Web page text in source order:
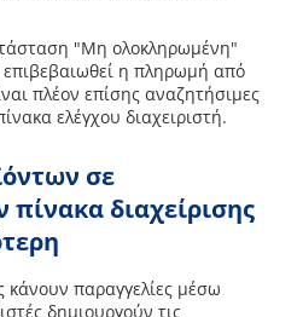
"Μη ολοκληρωμένη"
επιβεβαιωθεί η πληρωμή από
πλέον επίσης αναζητήσιμες
ελέγχου διαχειριστή.
σε
πίνακα διαχείρισης
κάνουν παραγγελίες μέσω
δημιουργούν τις